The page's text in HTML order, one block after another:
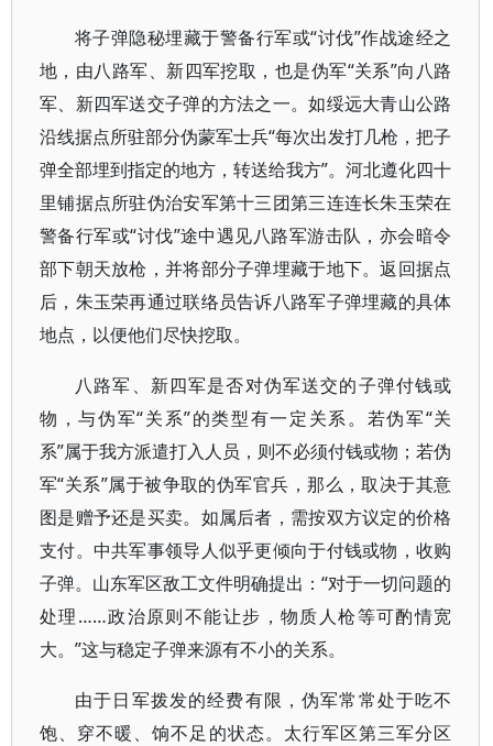
将子弹隐秘埋藏于警备行军或“讨伐”作战途经之
地，由八路军、新四军挖取，也是伪军“关系”向八路
军、新四军送交子弹的方法之一。如绥远大青山公路
沿线据点所驻部分伪蒙军士兵“每次出发打几枪，把子
弹全部埋到指定的地方，转送给我方”。河北遵化四十
里铺据点所驻伪治安军第十三团第三连连长朱玉荣在
警备行军或“讨伐”途中遇见八路军游击队，亦会暗令
部下朝天放枪，并将部分子弹埋藏于地下。返回据点
后，朱玉荣再通过联络员告诉八路军子弹埋藏的具体
地点，以便他们尽快挖取。
八路军、新四军是否对伪军送交的子弹付钱或
物，与伪军“关系”的类型有一定关系。若伪军“关
系”属于我方派遣打入人员，则不必须付钱或物；若伪
军“关系”属于被争取的伪军官兵，那么，取决于其意
图是赠予还是买卖。如属后者，需按双方议定的价格
支付。中共军事领导人似乎更倾向于付钱或物，收购
子弹。山东军区敌工文件明确提出：“对于一切问题的
处理……政治原则不能让步，物质人枪等可酌情宽
大。”这与稳定子弹来源有不小的关系。
由于日军拨发的经费有限，伪军常常处于吃不
饱、穿不暖、饷不足的状态。太行军区第三军分区